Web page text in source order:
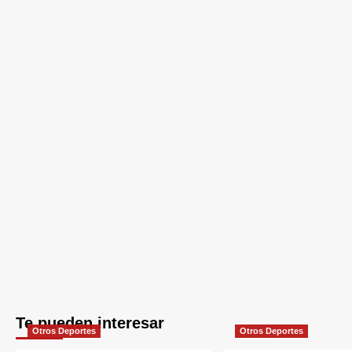
Te pueden interesar
Otros Deportes Otros Deportes